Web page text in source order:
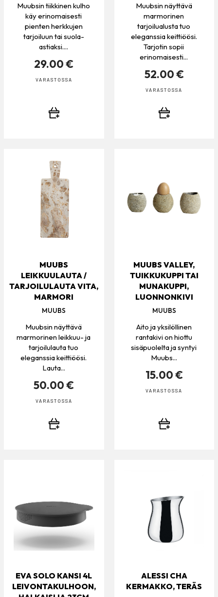
Muubsin tiikkinen kulho
käy erinomaisesti
pienten herkkujen
tarjoiluun tai suola-
astiaksi....
29.00 €
VARASTOSSA
Muubsin näyttävä
marmorinen
tarjoilualusta tuo
eleganssia keittiöösi.
Tarjotin sopii
erinomaisesti...
52.00 €
VARASTOSSA
MUUBS
LEIKKUULAUTA /
TARJOILULAUTA VITA,
MARMORI
MUUBS
Muubsin näyttävä
marmorinen leikkuu- ja
tarjoilulauta tuo
eleganssia keittiöösi.
Lauta...
50.00 €
VARASTOSSA
MUUBS VALLEY,
TUIKKUKUPPI TAI
MUNAKUPPI,
LUONNONKIVI
MUUBS
Aito ja yksilöllinen
rantakivi on hiottu
sisäpuolelta ja syntyi
Muubs...
15.00 €
VARASTOSSA
EVA SOLO KANSI 4L
LEIVONTAKULHOON,
ALESSI CHA
KERMAKKO, TERÄS